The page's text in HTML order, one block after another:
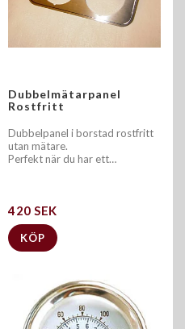
Dubbelmätarpanel
Rostfritt
Dubbelpanel i borstad rostfritt
utan mätare.
Perfekt när du har ett…
420 SEK
KÖP